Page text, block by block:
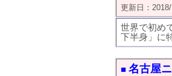
更新日：
世界で初め
下半身」に
■ 名古屋